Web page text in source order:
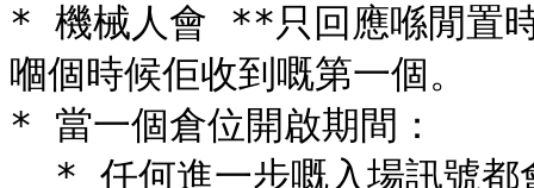
* 機械人會 **只回應喺閒置
嗰個時候佢收到嘅第一個。
* 當一個倉位開啟期間：